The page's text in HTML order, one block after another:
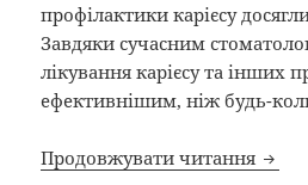
профілактики карієсу
Завдяки сучасним
лікування карієсу та інших
ефективнішим, ніж будь-
Продовжувати читання